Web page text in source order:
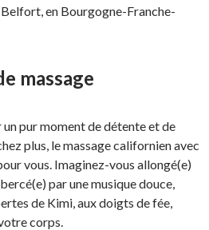
en Bourgogne-Franche-
massage
pur moment de détente et de
plus, le massage californien avec
vous. Imaginez-vous allongé(e)
par une musique douce,
de Kimi, aux doigts de fée,
corps.